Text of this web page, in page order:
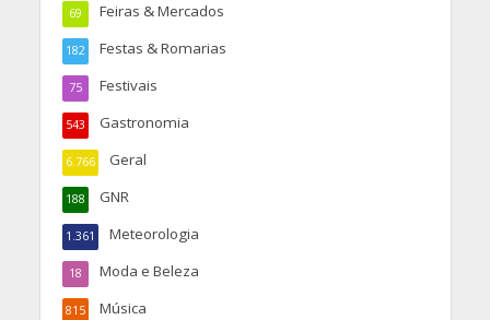
Feiras & Mercados
69
Festas & Romarias
182
Festivais
75
Gastronomia
543
Geral
6.766
GNR
188
Meteorologia
1.361
Moda e Beleza
18
Música
815